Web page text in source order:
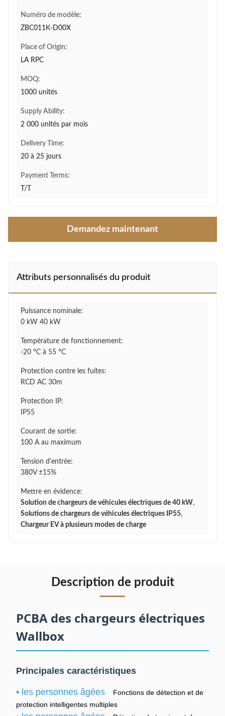
Numéro de modèle:
ZBC011K-D00X
Place of Origin:
LA RPC
MOQ:
1000 unités
Supply Ability:
2 000 unités par mois
Delivery Time:
20 à 25 jours
Payment Terms:
T/T
Demandez maintenant
Attributs personnalisés du produit
Puissance nominale:
0 kW 40 kW
Température de fonctionnement:
-20 °C à 55 °C
Protection contre les fuites:
RCD AC 30m
Protection IP:
IP55
Courant de sortie:
100 A au maximum
Tension d'entrée:
380V ±15%
Mettre en évidence:
Solution de chargeurs de véhicules électriques de 40 kW,
Solutions de chargeurs de véhicules électriques IP55,
Chargeur EV à plusieurs modes de charge
Description de produit
PCBA des chargeurs électriques
Wallbox
Principales caractéristiques
• les personnes âgées
Fonctions de détection et de
protection intelligentes multiples